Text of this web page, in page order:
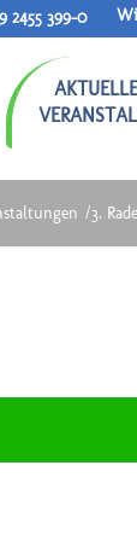
2455 399-0
/3.